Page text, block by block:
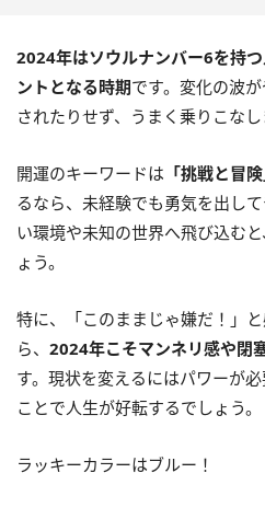
2024年はソウルナンバー6を持
ントとなる時期です。変化の波
されたりせず、うまく乗りこなし
開運のキーワードは 「挑戦と冒険
るなら、未経験でも勇気を出し
い環境や未知の世界へ飛び込む
ょう。
特に、「このままじゃ嫌だ！」
ら、 2024年こそマンネリ感や閉
す。現状を変えるにはパワーが
ことで人生が好転するでしょう。
ラッキーカラーはブルー！